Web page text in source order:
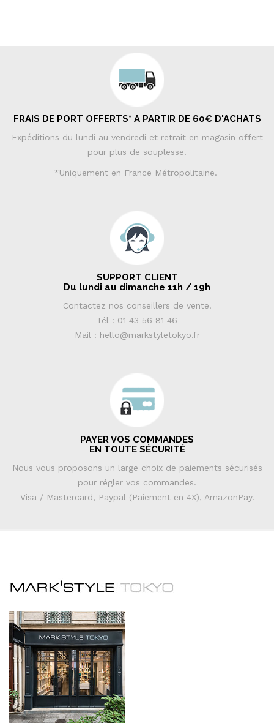
FRAIS DE PORT OFFERTS* A PARTIR DE 60€ D'ACHATS
Expéditions du lundi au vendredi et retrait en magasin offert
pour plus de souplesse.
*Uniquement en France Métropolitaine.
SUPPORT CLIENT
Du lundi au dimanche 11h / 19h
Contactez nos conseillers de vente.
Tél : 01 43 56 81 46
Mail : hello@markstyletokyo.fr
PAYER VOS COMMANDES
EN TOUTE SÉCURITÉ
Nous vous proposons un large choix de paiements sécurisés
pour régler vos commandes.
Visa / Mastercard, Paypal (Paiement en 4X), AmazonPay.